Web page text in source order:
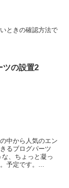
ときの確認方法で
ツの設置2
中から人気のエン
るブログパーツ
、ちょっと凝っ
予定です。...